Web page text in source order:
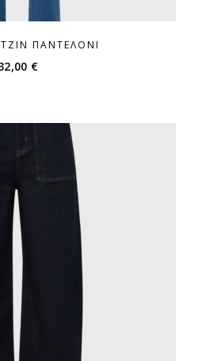
ΠΑΝΤΕΛΌΝΙ
€